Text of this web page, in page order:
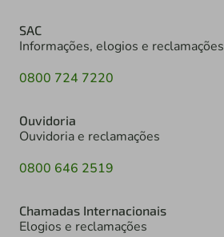
SAC
Informações, elogios e reclamações
0800 724 7220
Ouvidoria
Ouvidoria e reclamações
0800 646 2519
Chamadas Internacionais
Elogios e reclamações